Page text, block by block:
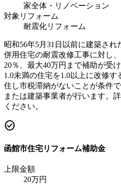
家全体・リノベーション
対象リフォーム
耐震化リフォーム
昭和56年5月31日以前に建築さ
併用住宅の耐震改修工事に対し
20％、最大40万円まで補助が受
1.0未満の住宅を1.0以上に改修
住し市税滞納がないことが条件
または建築事業者が行います。
ください。
check_circle
函館市住宅リフォーム補助金
上限金額
20万円